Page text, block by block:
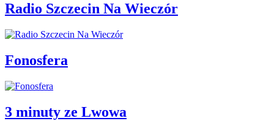
Radio Szczecin Na Wieczór
Fonosfera
3 minuty ze Lwowa